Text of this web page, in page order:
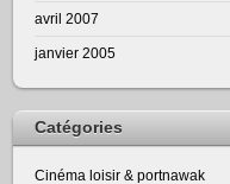
avril 2007
janvier 2005
Catégories
Cinéma loisir & portnawak